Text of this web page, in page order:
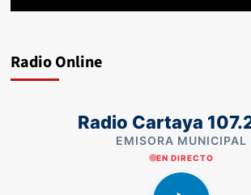
Radio Online
Radio Cartaya
EMISORA MUNICIPAL
EN DIRECTO